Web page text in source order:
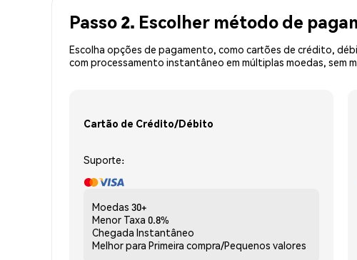
Passo 2. Escolher método de
Escolha opções de pagamento, como cartões de crédito,
com processamento instantâneo em múltiplas moedas, sem
Cartão de Crédito/Débito
Suporte:
Moedas 30+
Menor Taxa 0.8%
Chegada Instantâneo
Melhor para Primeira compra/Pequenos valores